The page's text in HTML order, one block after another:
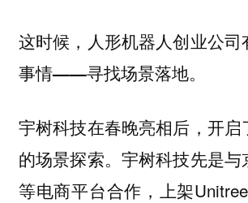
这时候，人形机器人创业公司
事情——寻找场景落地。
宇树科技在春晚亮相后，开
的场景探索。宇树科技先是与
等电商平台合作，上架